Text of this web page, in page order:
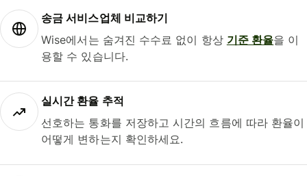
송금 서비스업체 비교하기
Wise에서는 숨겨진 수수료 없이 항상 기준 환율을 이
용할 수 있습니다.
실시간 환율 추적
선호하는 통화를 저장하고 시간의 흐름에 따라 환율이
어떻게 변하는지 확인하세요.